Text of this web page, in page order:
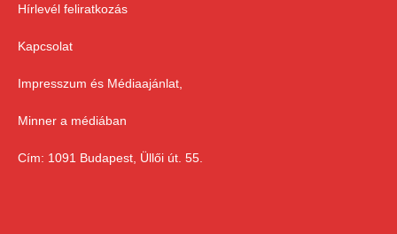
Hírlevél feliratkozás
Kapcsolat
Impresszum és Médiaajánlat,
Minner a médiában
Cím: 1091 Budapest, Üllői út. 55.